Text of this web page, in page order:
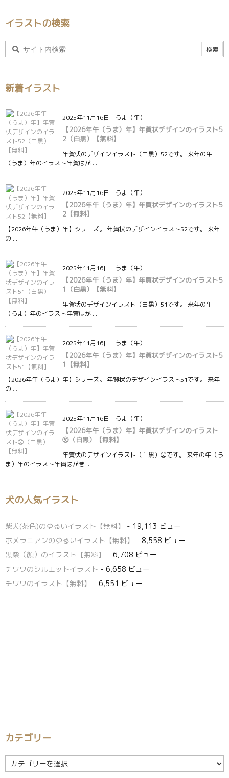
イラストの検索
新着イラスト
2025年11月16日 : うま（午）
【2026年午（うま）年】年賀状デザインのイラスト5
2（白黒）【無料】
年賀状のデザインイラスト（白黒）52です。 来年の午
（うま）年のイラスト年賀はが ...
2025年11月16日 : うま（午）
【2026年午（うま）年】年賀状デザインのイラスト5
2【無料】
【2026年午（うま）年】シリーズ。 年賀状のデザインイラスト52です。 来年
の ...
2025年11月16日 : うま（午）
【2026年午（うま）年】年賀状デザインのイラスト5
1（白黒）【無料】
年賀状のデザインイラスト（白黒）51です。 来年の午
（うま）年のイラスト年賀はが ...
2025年11月16日 : うま（午）
【2026年午（うま）年】年賀状デザインのイラスト5
1【無料】
【2026年午（うま）年】シリーズ。 年賀状のデザインイラスト51です。 来年
の ...
2025年11月16日 : うま（午）
【2026年午（うま）年】年賀状デザインのイラスト
㊿（白黒）【無料】
年賀状のデザインイラスト（白黒）㊿です。 来年の午（う
ま）年のイラスト年賀はがき ...
犬の人気イラスト
柴犬(茶色)のゆるいイラスト【無料】
- 19,113 ビュー
ポメラニアンのゆるいイラスト【無料】
- 8,558 ビュー
黒柴（顔）のイラスト【無料】
- 6,708 ビュー
チワワのシルエットイラスト - 6,658 ビュー
チワワのイラスト【無料】
- 6,551 ビュー
カテゴリー
カ
テ